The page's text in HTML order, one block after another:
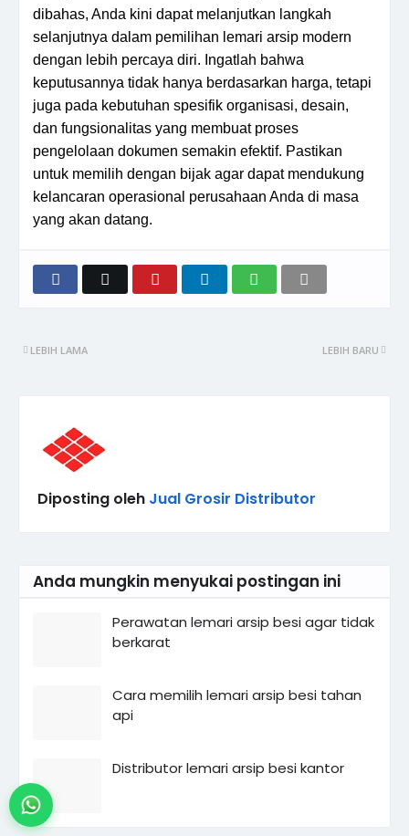
dibahas, Anda kini dapat melanjutkan langkah
selanjutnya dalam pemilihan lemari arsip modern
dengan lebih percaya diri. Ingatlah bahwa
keputusannya tidak hanya berdasarkan harga, tetapi
juga pada kebutuhan spesifik organisasi, desain,
dan fungsionalitas yang membuat proses
pengelolaan dokumen semakin efektif. Pastikan
untuk memilih dengan bijak agar dapat mendukung
kelancaran operasional perusahaan Anda di masa
yang akan datang.
LEBIH BARU
LEBIH LAMA
Diposting oleh Jual Grosir Distributor
Anda mungkin menyukai postingan ini
Perawatan lemari arsip besi agar tidak
berkarat
Cara memilih lemari arsip besi tahan
api
Distributor lemari arsip besi kantor